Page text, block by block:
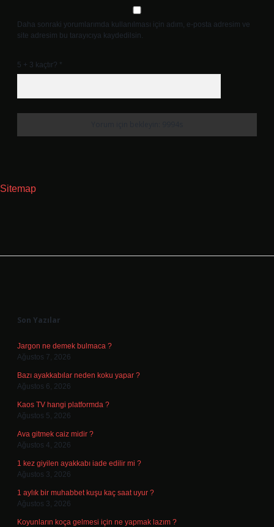
Daha sonraki yorumlarımda kullanılması için adım, e-posta adresim ve
site adresim bu tarayıcıya kaydedilsin.
5 + 3 kaçtır? *
Sitemap
Son Yazılar
Jargon ne demek bulmaca ?
Ağustos 7, 2026
Bazı ayakkabılar neden koku yapar ?
Ağustos 6, 2026
Kaos TV hangi platformda ?
Ağustos 5, 2026
Ava gitmek caiz midir ?
Ağustos 4, 2026
1 kez giyilen ayakkabı iade edilir mi ?
Ağustos 3, 2026
1 aylık bir muhabbet kuşu kaç saat uyur ?
Ağustos 3, 2026
Koyunların koça gelmesi için ne yapmak lazım ?